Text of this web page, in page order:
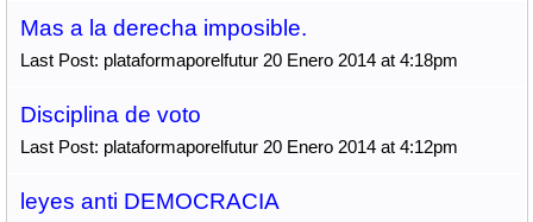
Mas a la derecha imposible.
Last Post: plataformaporelfutur 20 Enero 2014 at 4:18pm
Disciplina de voto
Last Post: plataformaporelfutur 20 Enero 2014 at 4:12pm
leyes anti DEMOCRACIA